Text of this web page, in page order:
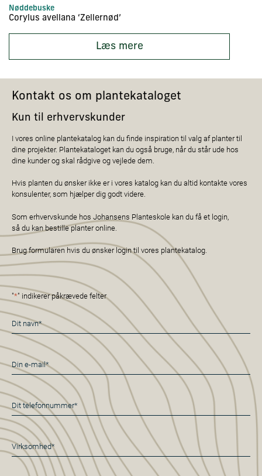
Nøddebuske
Corylus avellana ‘Zellernød’
Læs mere
Kontakt os om plantekataloget
Kun til erhvervskunder
I vores online plantekatalog kan du finde inspiration til valg af planter til
dine projekter. Plantekataloget kan du også bruge, når du står ude hos
dine kunder og skal rådgive og vejlede dem.
Hvis planten du ønsker ikke er i vores katalog kan du altid kontakte vores
konsulenter, som hjælper dig godt videre.
Som erhvervskunde hos Johansens Planteskole kan du få et login,
så du kan bestille planter online.
Brug formularen hvis du ønsker login til vores plantekatalog.
"*" indikerer påkrævede felter
Navn
*
E-
mail
*
Telefon
*
Virksomhed*
*